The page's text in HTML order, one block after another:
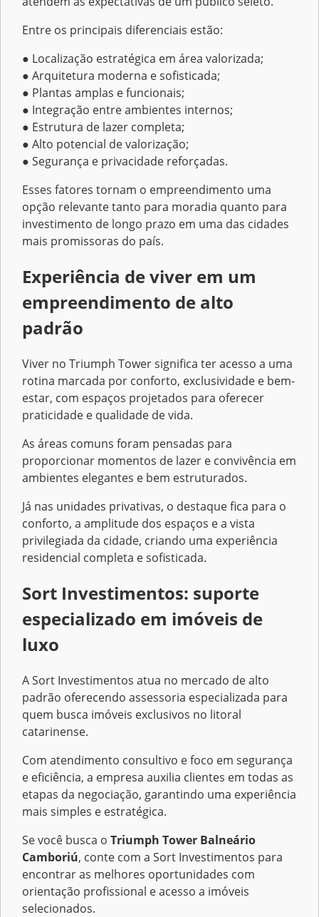
Entre os principais diferenciais estão:
● Localização estratégica em área valorizada;
● Arquitetura moderna e sofisticada;
● Plantas amplas e funcionais;
● Integração entre ambientes internos;
● Estrutura de lazer completa;
● Alto potencial de valorização;
● Segurança e privacidade reforçadas.
Esses fatores tornam o empreendimento uma
opção relevante tanto para moradia quanto para
investimento de longo prazo em uma das cidades
mais promissoras do país.
Experiência de viver em um
empreendimento de alto
padrão
Viver no Triumph Tower significa ter acesso a uma
rotina marcada por conforto, exclusividade e bem-
estar, com espaços projetados para oferecer
praticidade e qualidade de vida.
As áreas comuns foram pensadas para
proporcionar momentos de lazer e convivência em
ambientes elegantes e bem estruturados.
Já nas unidades privativas, o destaque fica para o
conforto, a amplitude dos espaços e a vista
privilegiada da cidade, criando uma experiência
residencial completa e sofisticada.
Sort Investimentos: suporte
especializado em imóveis de
luxo
A Sort Investimentos atua no mercado de alto
padrão oferecendo assessoria especializada para
quem busca imóveis exclusivos no litoral
catarinense.
Com atendimento consultivo e foco em segurança
e eficiência, a empresa auxilia clientes em todas as
etapas da negociação, garantindo uma experiência
mais simples e estratégica.
Se você busca o Triumph Tower Balneário
Camboriú, conte com a Sort Investimentos para
encontrar as melhores oportunidades com
orientação profissional e acesso a imóveis
selecionados.